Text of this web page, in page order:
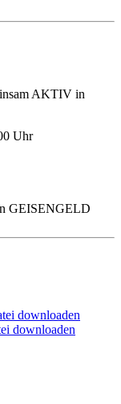
AKTIV in
Uhr
GEISENGELD
downloaden
downloaden